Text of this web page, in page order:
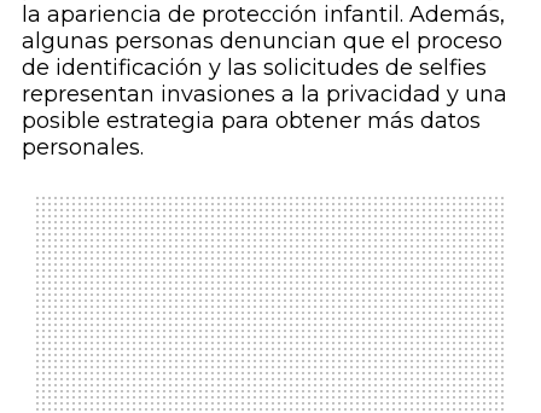
la apariencia de protección infantil. Además,
algunas personas denuncian que el proceso
de identificación y las solicitudes de selfies
representan invasiones a la privacidad y una
posible estrategia para obtener más datos
personales.